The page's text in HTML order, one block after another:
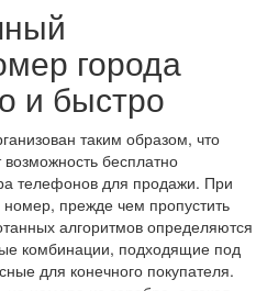
города
и быстро
таким образом, что
бесплатно
телефонов для продажи. При
прежде чем пропустить
алгоритмов определяются
комбинации, подходящие под
для конечного покупателя.